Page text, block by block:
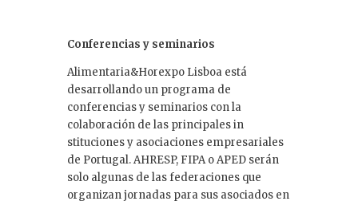
Conferencias y seminarios
Alimentaria&Horexpo Lisboa está
desarrollando un programa de
conferencias y seminarios con la
colaboración de las principales in
stituciones y asociaciones empresariales
de Portugal. AHRESP, FIPA o APED serán
solo algunas de las federaciones que
organizan jornadas para sus asociados en